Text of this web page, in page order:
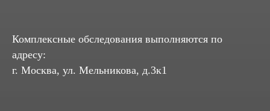
Комплексные обследования выполняются по
адресу:
г. Москва, ул. Мельникова, д.3к1